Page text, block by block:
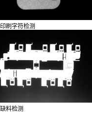
刷字符检测
料检测